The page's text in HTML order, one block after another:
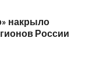
накрыло
России